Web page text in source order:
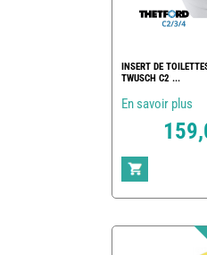
INSERT DE
TWUSCH C2 ...
En savoir plus